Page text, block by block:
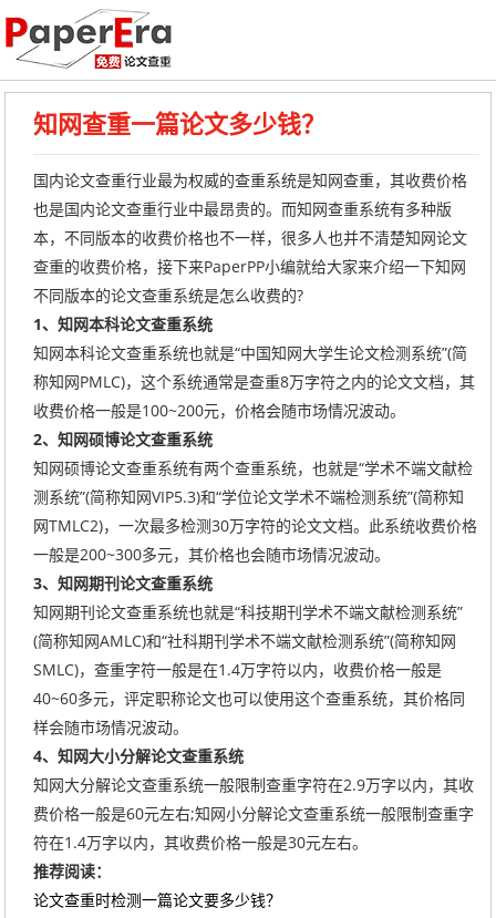
知网查重一篇论文多少钱？
国内论文查重行业最为权威的查重系统是知网查重，其收费价格
也是国内论文查重行业中最昂贵的。而知网查重系统有多种版
本，不同版本的收费价格也不一样，很多人也并不清楚知网论文
查重的收费价格，接下来PaperPP小编就给大家来介绍一下知网
不同版本的论文查重系统是怎么收费的?
1、知网本科论文查重系统
知网本科论文查重系统也就是“中国知网大学生论文检测系统”(简
称知网PMLC)，这个系统通常是查重8万字符之内的论文文档，其
收费价格一般是100~200元，价格会随市场情况波动。
2、知网硕博论文查重系统
知网硕博论文查重系统有两个查重系统，也就是“学术不端文献检
测系统”(简称知网VIP5.3)和“学位论文学术不端检测系统”(简称知
网TMLC2)，一次最多检测30万字符的论文文档。此系统收费价格
一般是200~300多元，其价格也会随市场情况波动。
3、知网期刊论文查重系统
知网期刊论文查重系统也就是“科技期刊学术不端文献检测系统”
(简称知网AMLC)和“社科期刊学术不端文献检测系统”(简称知网
SMLC)，查重字符一般是在1.4万字符以内，收费价格一般是
40~60多元，评定职称论文也可以使用这个查重系统，其价格同
样会随市场情况波动。
4、知网大小分解论文查重系统
知网大分解论文查重系统一般限制查重字符在2.9万字以内，其收
费价格一般是60元左右;知网小分解论文查重系统一般限制查重字
符在1.4万字以内，其收费价格一般是30元左右。
推荐阅读：
论文查重时检测一篇论文要多少钱？